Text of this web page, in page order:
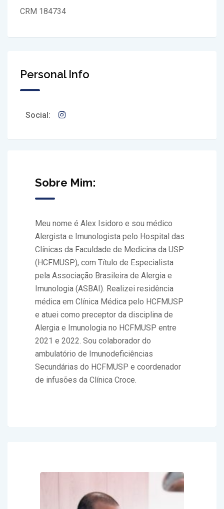
CRM 184734
Personal Info
Social:
Sobre Mim:
Meu nome é Alex Isidoro e sou médico
Alergista e Imunologista pelo Hospital das
Clínicas da Faculdade de Medicina da USP
(HCFMUSP), com Título de Especialista
pela Associação Brasileira de Alergia e
Imunologia (ASBAI). Realizei residência
médica em Clínica Médica pelo HCFMUSP
e atuei como preceptor da disciplina de
Alergia e Imunologia no HCFMUSP entre
2021 e 2022. Sou colaborador do
ambulatório de Imunodeficiências
Secundárias do HCFMUSP e coordenador
de infusões da Clínica Croce.